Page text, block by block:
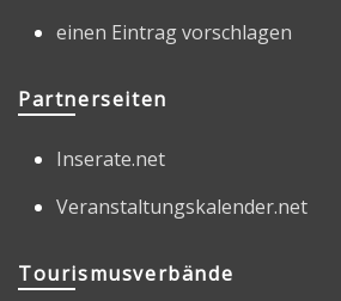
einen Eintrag vorschlagen
Partnerseiten
Inserate.net
Veranstaltungskalender.net
Tourismusverbände